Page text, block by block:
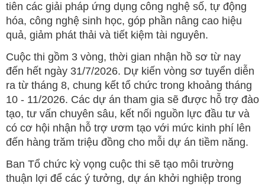
tiên các giải pháp ứng dụng công nghệ số, tự động
hóa, công nghệ sinh học, góp phần nâng cao hiệu
quả, giảm phát thải và tiết kiệm tài nguyên.
Cuộc thi gồm 3 vòng, thời gian nhận hồ sơ từ nay
đến hết ngày 31/7/2026. Dự kiến vòng sơ tuyển diễn
ra từ tháng 8, chung kết tổ chức trong khoảng tháng
10 - 11/2026. Các dự án tham gia sẽ được hỗ trợ đào
tạo, tư vấn chuyên sâu, kết nối nguồn lực đầu tư và
có cơ hội nhận hỗ trợ ươm tạo với mức kinh phí lên
đến hàng trăm triệu đồng cho mỗi dự án tiềm năng.
Ban Tổ chức kỳ vọng cuộc thi sẽ tạo môi trường
thuận lợi để các ý tưởng, dự án khởi nghiệp trong